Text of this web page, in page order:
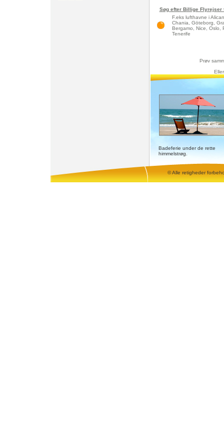
Søg efter Billige Flyrejser
F.eks lufthavne i
Chania, Göteborg,
Bergamo, Nice, Oslo,
Tenerife
Prøv
Badeferie under de rette
himmelstrøg.
© Alle retigheder